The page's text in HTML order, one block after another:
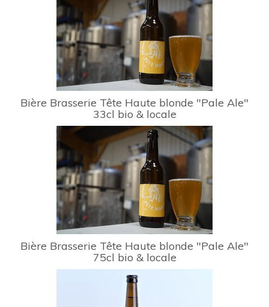
Bière Brasserie Tête Haute blonde "Pale Ale"
33cl bio & locale
Bière Brasserie Tête Haute blonde "Pale Ale"
75cl bio & locale